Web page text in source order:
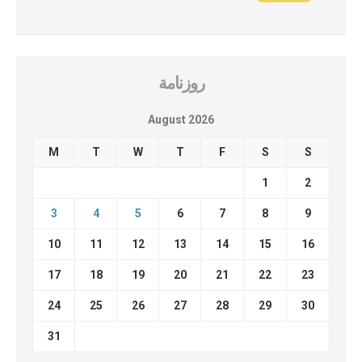
روزنامة
August 2026
M T W T F S S
1 2
3 4 5 6 7 8 9
10 11 12 13 14 15 16
17 18 19 20 21 22 23
24 25 26 27 28 29 30
31